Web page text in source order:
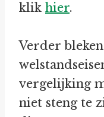
klik hier.
Verder
vergelijking
niet steng te